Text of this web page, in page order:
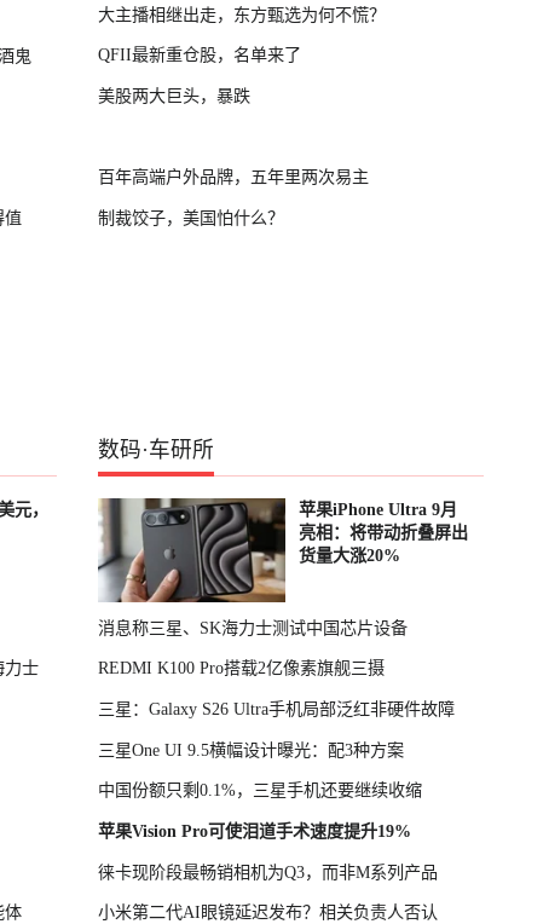
鬼
值
大主播相继出走，东方甄选为何不慌？
QFII最新重仓股，名单来了
美股两大巨头，暴跌
百年高端户外品牌，五年里两次易主
制裁饺子，美国怕什么？
元，
力士
体
数码·车研所
苹果iPhone Ultra 9月
亮相：将带动折叠屏出
货量大涨20%
消息称三星、SK海力士测试中国芯片设备
REDMI K100 Pro搭载2亿像素旗舰三摄
三星：Galaxy S26 Ultra手机局部泛红非硬件故障
三星One UI 9.5横幅设计曝光：配3种方案
中国份额只剩0.1%，三星手机还要继续收缩
苹果Vision Pro可使泪道手术速度提升19%
徕卡现阶段最畅销相机为Q3，而非M系列产品
小米第二代AI眼镜延迟发布？相关负责人否认